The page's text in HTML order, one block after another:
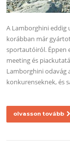
A Lamborghini eddig
korábban már
sportautóiról. Éppen
meeting és
Lamborghini odavág
konkurenseknek, és
olvasson tovább